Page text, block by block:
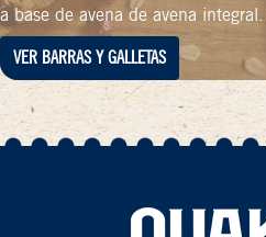
a base de avena de avena
VER BARRAS Y GALLETAS